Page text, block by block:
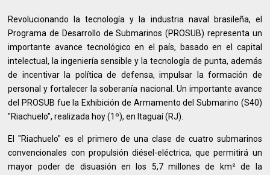
Revolucionando la tecnología y la industria naval brasileña, el
Programa de Desarrollo de Submarinos (PROSUB) representa un
importante avance tecnológico en el país, basado en el capital
intelectual, la ingeniería sensible y la tecnología de punta, además
de incentivar la política de defensa, impulsar la formación de
personal y fortalecer la soberanía nacional. Un importante avance
del PROSUB fue la Exhibición de Armamento del Submarino (S40)
"Riachuelo", realizada hoy (1º), en Itaguaí (RJ).
El "Riachuelo" es el primero de una clase de cuatro submarinos
convencionales con propulsión diésel-eléctrica, que permitirá un
mayor poder de disuasión en los 5,7 millones de km² de la